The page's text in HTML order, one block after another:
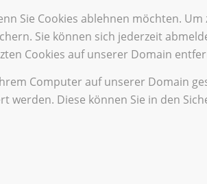
Sie Cookies ablehnen möchten.
Sie können sich jederzeit
Cookies auf unserer Domain
Computer auf unserer Domain
werden. Diese können Sie in den